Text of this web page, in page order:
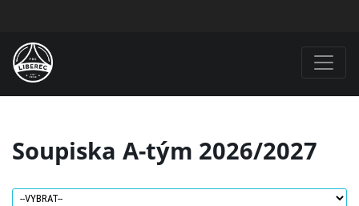
Soupiska A-tým 2026/2027